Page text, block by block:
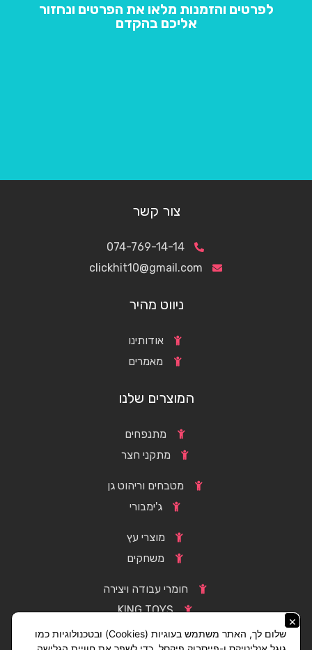
לפרטים והזמנות מלאו את הפרטים ונחזור
אליכם בהקדם
צור קשר
074-769-14-14
clickhit10@gmail.com
ניווט מהיר
אודותינו
מאמרים
המוצרים שלנו
מתנפחים
מתקני חצר
מטבחים וריהוט גן
ג'ימבורי
מוצרי עץ
משחקים
חומרי עבודה ויצירה
KING TOYS
×
שלום לך, האתר משתמש בעוגיות (Cookies) ובטכנולוגיות כמו